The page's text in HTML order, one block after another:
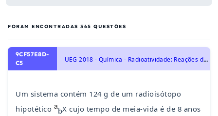
FORAM ENCONTRADAS 365 QUESTÕES
9CF57E8D-
C5
U
EG 2018 - Química - Radioatividade: Reações de Fissão e Fusão Nuclear, Desintegração Radioativa e Radioisótopos., Transformações Químicas e Energia
Um sistema contém 124 g de um radioisótopo
hipotético abX cujo tempo de meia-vida é de 8 anos